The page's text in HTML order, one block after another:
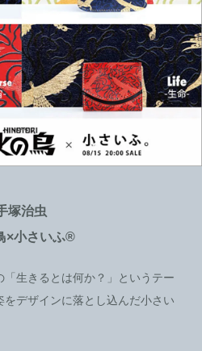
塚治虫
×小さいふ®
生きるとは何か？」というテー
デザインに落とし込んだ小さい